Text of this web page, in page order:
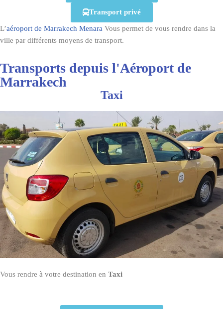
Transport privé
L’aéroport de Marrakech Menara Vous permet de vous rendre dans la
ville par différents moyens de transport.
Transports depuis l'Aéroport de
Marrakech
Taxi
Vous rendre à votre destination en Taxi